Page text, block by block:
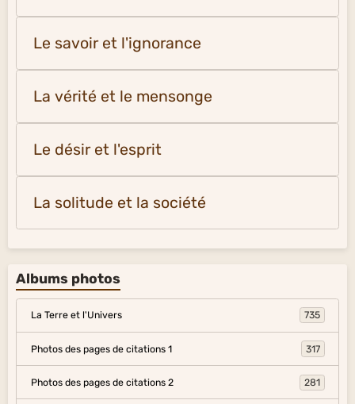
Le savoir et l'ignorance
La vérité et le mensonge
Le désir et l'esprit
La solitude et la société
Albums photos
La Terre et l'Univers 735
Photos des pages de citations 1 317
Photos des pages de citations 2 281